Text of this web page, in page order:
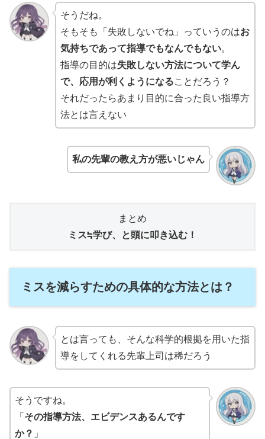
そうだね。
そもそも「失敗しないでね」っていうのはお
気持ちであって指導でもなんでもない。
指導の目的は失敗しない方法について学ん
で、応用が利くようになることだろう？
それだったらあまり目的に合った良い指導方
法とは言えない
私の先輩の教え方が悪いじゃん
まとめ
ミス≒学び、と頭に叩き込む！
ミスを減らすための具体的な方法とは？
とは言っても、そんな科学的根拠を用いた指
導をしてくれる先輩上司は稀だろう
そうですね。
「 その指導方法、エビデンスあるんです
か？ 」